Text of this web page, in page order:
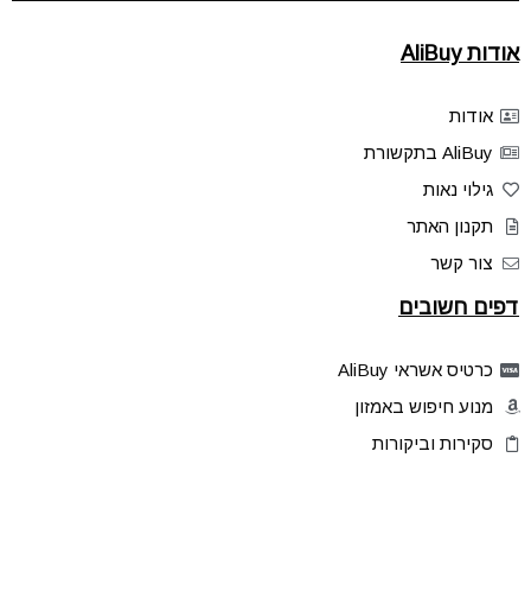
אודות AliBuy
אודות
AliBuy בתקשורת
גילוי נאות
תקנון האתר
צור קשר
דפים חשובים
כרטיס אשראי AliBuy
מנוע חיפוש באמזון
סקירות וביקורות